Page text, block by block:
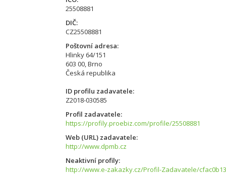
25508881
DIČ
CZ25508881
Poštovní adresa
Hlinky 64/151
603 00, Brno
Česká republika
ID profilu zadavatele
Z2018-030585
Profil zadavatele
https://profily.proebiz.com/profile/25508881
Web (URL) zadavatele
http://www.dpmb.cz
Neaktivní profily
http://www.e-zakazky.cz/Profil-Zadavatele/